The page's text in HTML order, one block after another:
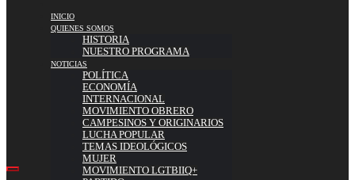
INICIO
QUIENES SOMOS
HISTORIA
NUESTRO PROGRAMA
NOTICIAS
POLÍTICA
ECONOMÍA
INTERNACIONAL
MOVIMIENTO OBRERO
CAMPESINOS Y ORIGINARIOS
LUCHA POPULAR
TEMAS IDEOLÓGICOS
MUJER
MOVIMIENTO LGTBIIQ+